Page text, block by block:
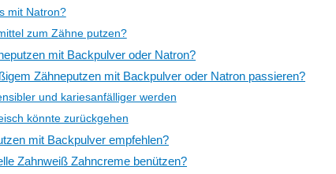
mit Natron?
zum Zähne putzen?
mit Backpulver oder Natron?
Zähneputzen mit Backpulver oder Natron passieren?
und kariesanfälliger werden
könnte zurückgehen
mit Backpulver empfehlen?
Zahnweiß Zahncreme benützen?